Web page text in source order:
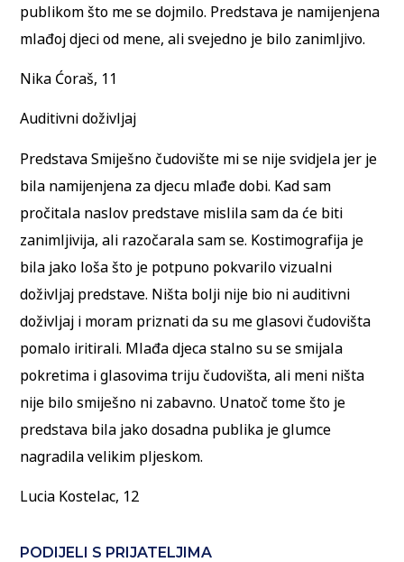
publikom što me se dojmilo. Predstava je namijenjena
mlađoj djeci od mene, ali svejedno je bilo zanimljivo.
Nika Ćoraš, 11
Auditivni doživljaj
Predstava Smiješno čudovište mi se nije svidjela jer je
bila namijenjena za djecu mlađe dobi. Kad sam
pročitala naslov predstave mislila sam da će biti
zanimljivija, ali razočarala sam se. Kostimografija je
bila jako loša što je potpuno pokvarilo vizualni
doživljaj predstave. Ništa bolji nije bio ni auditivni
doživljaj i moram priznati da su me glasovi čudovišta
pomalo iritirali. Mlađa djeca stalno su se smijala
pokretima i glasovima triju čudovišta, ali meni ništa
nije bilo smiješno ni zabavno. Unatoč tome što je
predstava bila jako dosadna publika je glumce
nagradila velikim pljeskom.
Lucia Kostelac, 12
PODIJELI S PRIJATELJIMA